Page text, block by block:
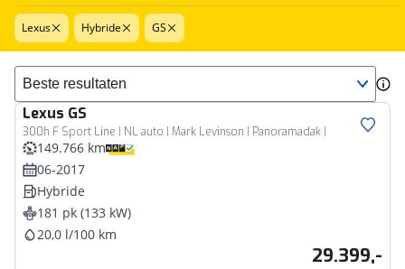
Lexus Hybride GS
Sorteer resultaten
Lexus GS
300h F Sport Line | NL auto | Mark Levinson | Panoramadak |
149.766 km
06-2017
Hybride
181 pk (133 kW)
20,0 l/100 km
29.399,-